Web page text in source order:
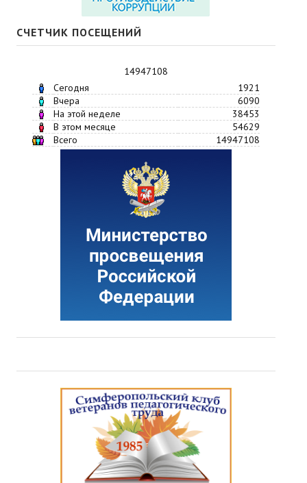
СЧЕТЧИК ПОСЕЩЕНИЙ
14947108
Сегодня
1921
Вчера
6090
На этой неделе
38453
В этом месяце
54629
Всего
14947108